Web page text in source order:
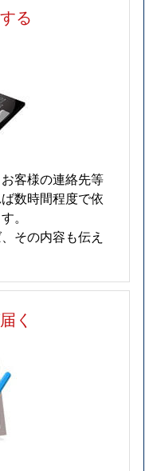
る
客様の連絡先等
数時間程度で依
。
その内容も伝え
く